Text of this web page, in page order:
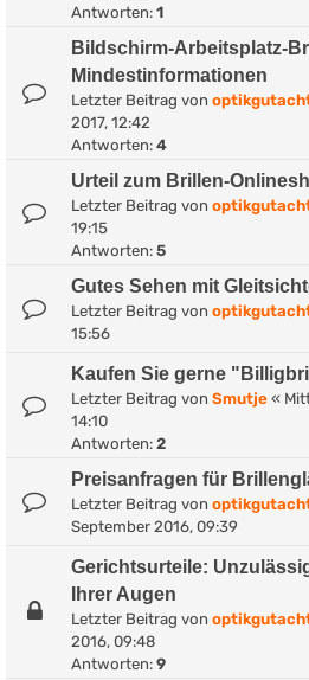
Antworten: 1
Bildschirm-Arbeitsplatz-
Mindestinformationen
Letzter Beitrag von
2017, 12:42
Antworten: 4
Urteil zum Brillen-
Letzter Beitrag von
19:15
Antworten: 5
Gutes Sehen mit
Letzter Beitrag von
15:56
Kaufen Sie gerne
Letzter Beitrag von Smutje «
14:10
Antworten: 2
Preisanfragen für
Letzter Beitrag von
September 2016, 09:39
Gerichtsurteile:
Ihrer Augen
Letzter Beitrag von
2016, 09:48
Antworten: 9